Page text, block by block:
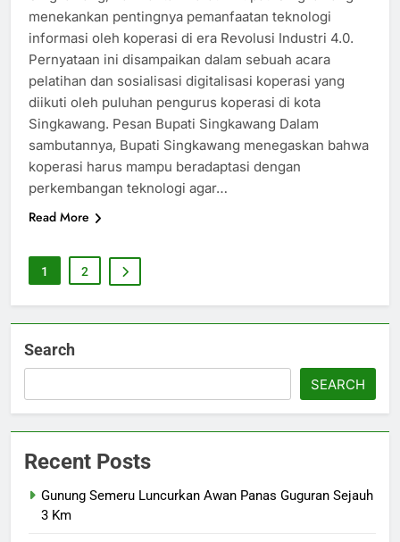
menekankan pentingnya pemanfaatan teknologi
informasi oleh koperasi di era Revolusi Industri 4.0.
Pernyataan ini disampaikan dalam sebuah acara
pelatihan dan sosialisasi digitalisasi koperasi yang
diikuti oleh puluhan pengurus koperasi di kota
Singkawang. Pesan Bupati Singkawang Dalam
sambutannya, Bupati Singkawang menegaskan bahwa
koperasi harus mampu beradaptasi dengan
perkembangan teknologi agar…
Read More
1 2
Search
SEARCH
Recent Posts
Gunung Semeru Luncurkan Awan Panas Guguran Sejauh
3 Km